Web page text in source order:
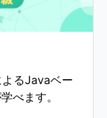
るJavaベー
べます。